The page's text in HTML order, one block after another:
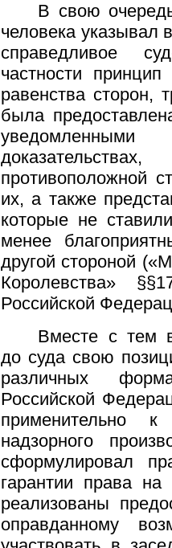
В свою
человека указывал
справедливое
частности принцип
равенства сторон,
была
противоположной
их, а также
которые не
менее
другой стороной
Королевства»
Российской
Вместе с тем
до суда свою
различных
Российской
применительно
надзорного
сформулировал
гарантии права
реализованы
оправданному